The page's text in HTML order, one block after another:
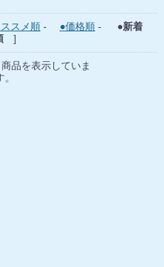
スメ順- ●価格順- ●新着
]
品を表示していま
。